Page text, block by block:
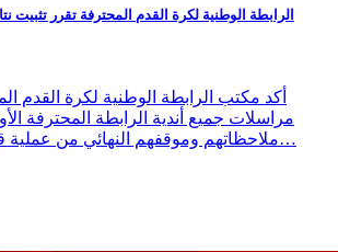
الرابطة الوطنية لكرة القدم المحترفة تقرر تثبيت
أكد مكتب الرابطة الوطنية لكرة القدم
مراسلات جميع أندية الرابطة المحترفة
ملاحظاتهم وموقفهم النهائي من عملية قرعة سحب الرزنامة…